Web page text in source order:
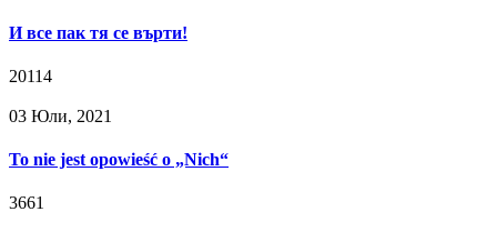
И все пак тя се върти!
20114
03 Юли, 2021
To nie jest opowieść o „Nich“
3661